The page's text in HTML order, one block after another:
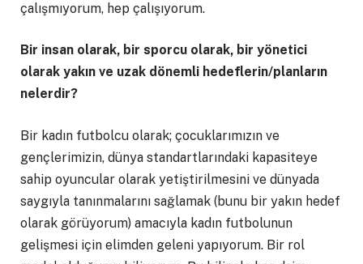
çalışmıyorum, hep çalışıyorum.
Bir insan olarak, bir sporcu olarak, bir yönetici
olarak yakın ve uzak dönemli hedeflerin/planların
nelerdir?
Bir kadın futbolcu olarak; çocuklarımızın ve
gençlerimizin, dünya standartlarındaki kapasiteye
sahip oyuncular olarak yetiştirilmesini ve dünyada
saygıyla tanınmalarını sağlamak (bunu bir yakın hedef
olarak görüyorum) amacıyla kadın futbolunun
gelişmesi için elimden geleni yapıyorum. Bir rol